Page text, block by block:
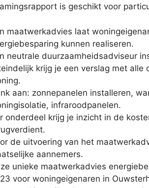
is geschikt voor
maatwerkadvies laat
kunnen realiseren.
neutrale duurzaamheidsadviseur
krijg je een verslag met
aan: zonnepanelen installeren,
infraroodpanelen.
onderdeel krijg je inzicht in de
de uitvoering van het
aannemers.
unieke maatwerkadvies
voor woningeigenaren in